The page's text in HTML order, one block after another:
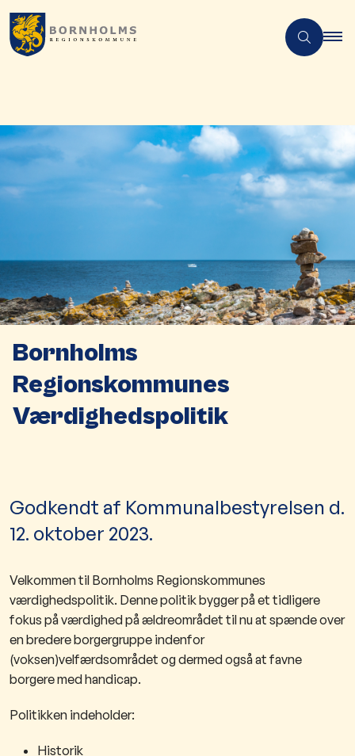
Bornholms
Regionskommunes
Værdighedspolitik
Godkendt af Kommunalbestyrelsen d.
12. oktober 2023.
Velkommen til Bornholms Regionskommunes
værdighedspolitik. Denne politik bygger på et tidligere
fokus på værdighed på ældreområdet til nu at spænde over
en bredere borgergruppe indenfor
(voksen)velfærdsområdet og dermed også at favne
borgere med handicap.
Politikken indeholder:
Historik